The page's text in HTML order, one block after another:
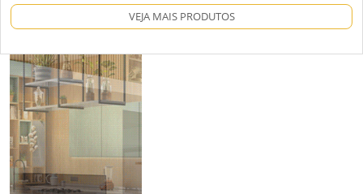
VEJA MAIS PRODUTOS